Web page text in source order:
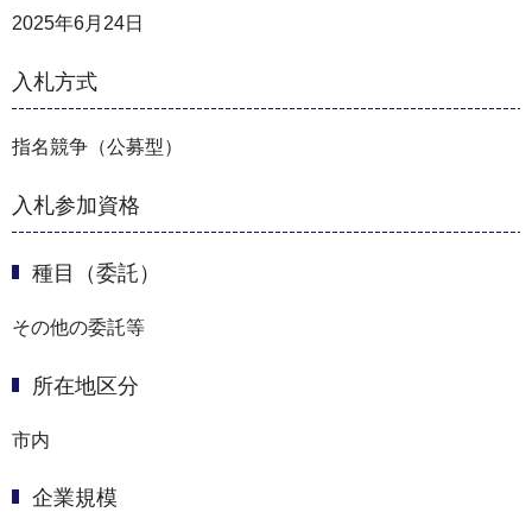
2025年6月24日
入札方式
指名競争（公募型）
入札参加資格
種目（委託）
その他の委託等
所在地区分
市内
企業規模